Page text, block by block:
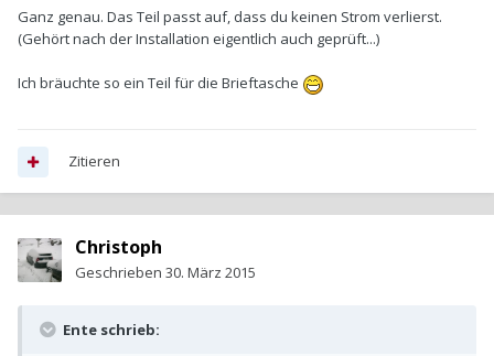
Ganz genau. Das Teil passt auf, dass du keinen Strom verlierst.
(Gehört nach der Installation eigentlich auch geprüft...)
Ich bräuchte so ein Teil für die Brieftasche
Zitieren
Christoph
Geschrieben 30. März 2015
Ente schrieb: